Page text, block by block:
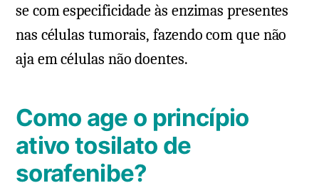
se com especificidade às enzimas presentes
nas células tumorais, fazendo com que não
aja em células não doentes.
Como age o princípio
ativo tosilato de
sorafenibe?